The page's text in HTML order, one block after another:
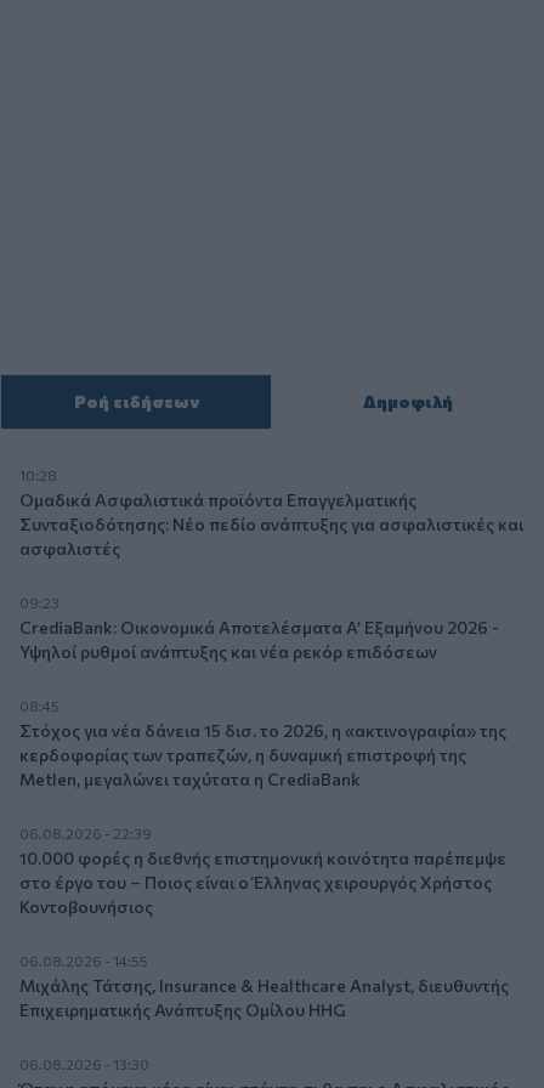
Ροή ειδήσεων Δημοφιλή
10:28
Ομαδικά Ασφαλιστικά προϊόντα Επαγγελματικής
Συνταξιοδότησης: Νέο πεδίο ανάπτυξης για ασφαλιστικές και
ασφαλιστές
09:23
CrediaBank: Οικονομικά Αποτελέσματα A’ Εξαμήνου 2026 -
Υψηλοί ρυθμοί ανάπτυξης και νέα ρεκόρ επιδόσεων
08:45
Στόχος για νέα δάνεια 15 δισ. το 2026, η «ακτινογραφία» της
κερδοφορίας των τραπεζών, η δυναμική επιστροφή της
Metlen, μεγαλώνει ταχύτατα η CrediaBank
06.08.2026 - 22:39
10.000 φορές η διεθνής επιστημονική κοινότητα παρέπεμψε
στο έργο του – Ποιος είναι ο Έλληνας χειρουργός Χρήστος
Κοντοβουνήσιος
06.08.2026 - 14:55
Μιχάλης Τάτσης, Insurance & Healthcare Analyst, διευθυντής
Επιχειρηματικής Ανάπτυξης Ομίλου HHG
06.08.2026 - 13:30